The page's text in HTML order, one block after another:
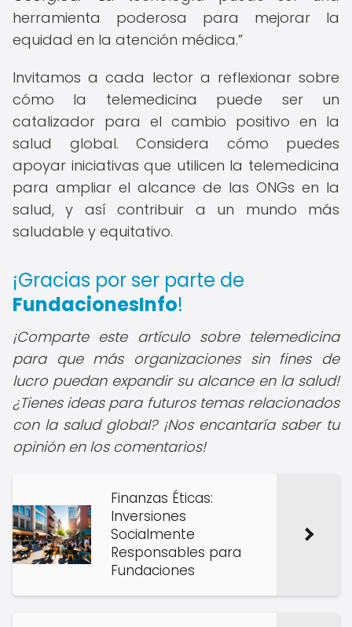
herramienta poderosa para mejorar la
equidad en la atención médica.
Invitamos a cada lector a reflexionar sobre
cómo la telemedicina puede ser un
catalizador para el cambio positivo en la
salud global. Considera cómo puedes
apoyar iniciativas que utilicen la telemedicina
para ampliar el alcance de las ONGs en la
salud, y así contribuir a un mundo más
saludable y equitativo.
¡Gracias por ser parte de
FundacionesInfo!
¡Comparte este artículo sobre telemedicina
para que más organizaciones sin fines de
lucro puedan expandir su alcance en la salud!
¿Tienes ideas para futuros temas relacionados
con la salud global? ¡Nos encantaría saber tu
opinión en los comentarios!
Finanzas Éticas:
Inversiones
Socialmente
Responsables para
Fundaciones